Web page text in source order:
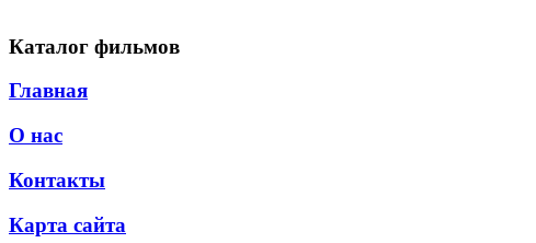
Каталог фильмов
Главная
О нас
Контакты
Карта сайта